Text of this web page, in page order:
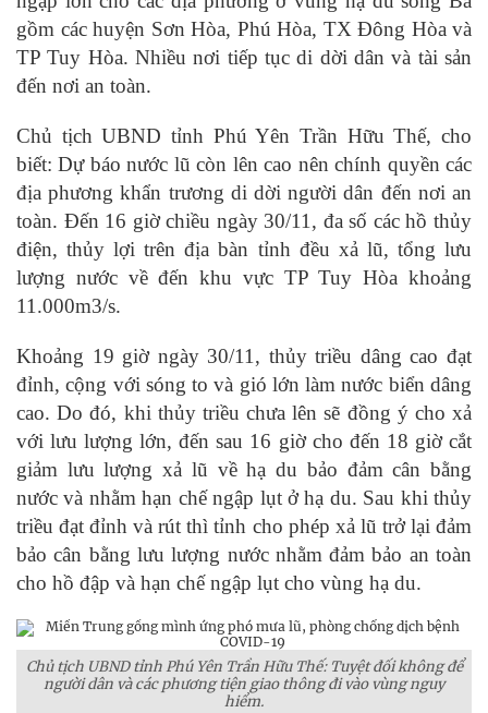
gồm các huyện Sơn Hòa, Phú Hòa, TX Đông Hòa và
TP Tuy Hòa. Nhiều nơi tiếp tục di dời dân và tài sản
đến nơi an toàn.
Chủ tịch UBND tỉnh Phú Yên Trần Hữu Thế, cho
biết: Dự báo nước lũ còn lên cao nên chính quyền các
địa phương khẩn trương di dời người dân đến nơi an
toàn. Đến 16 giờ chiều ngày 30/11, đa số các hồ thủy
điện, thủy lợi trên địa bàn tỉnh đều xả lũ, tổng lưu
lượng nước về đến khu vực TP Tuy Hòa khoảng
11.000m3/s.
Khoảng 19 giờ ngày 30/11, thủy triều dâng cao đạt
đỉnh, cộng với sóng to và gió lớn làm nước biển dâng
cao. Do đó, khi thủy triều chưa lên sẽ đồng ý cho xả
với lưu lượng lớn, đến sau 16 giờ cho đến 18 giờ cắt
giảm lưu lượng xả lũ về hạ du bảo đảm cân bằng
nước và nhằm hạn chế ngập lụt ở hạ du. Sau khi thủy
triều đạt đỉnh và rút thì tỉnh cho phép xả lũ trở lại đảm
bảo cân bằng lưu lượng nước nhằm đảm bảo an toàn
cho hồ đập và hạn chế ngập lụt cho vùng hạ du.
Chủ tịch UBND tỉnh Phú Yên Trần Hữu Thế: Tuyệt đối không để
người dân và các phương tiện giao thông đi vào vùng nguy
hiểm.